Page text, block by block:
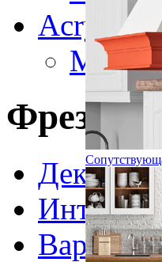
Acryline
Декоры
Интерьер